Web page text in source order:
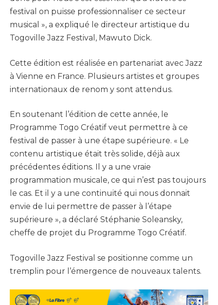
festival on puisse professionnaliser ce secteur
musical », a expliqué le directeur artistique du
Togoville Jazz Festival, Mawuto Dick.
Cette édition est réalisée en partenariat avec Jazz
à Vienne en France. Plusieurs artistes et groupes
internationaux de renom y sont attendus.
En soutenant l’édition de cette année, le
Programme Togo Créatif veut permettre à ce
festival de passer à une étape supérieure. « Le
contenu artistique était très solide, déjà aux
précédentes éditions. Il y a une vraie
programmation musicale, ce qui n’est pas toujours
le cas. Et il y a une continuité qui nous donnait
envie de lui permettre de passer à l’étape
supérieure », a déclaré Stéphanie Soleansky,
cheffe de projet du Programme Togo Créatif.
Togoville Jazz Festival se positionne comme un
tremplin pour l’émergence de nouveaux talents.